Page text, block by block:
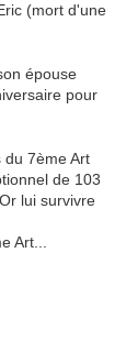
(mort d'une
épouse
pour
du 7ème Art
de 103
lui survivre
Art...